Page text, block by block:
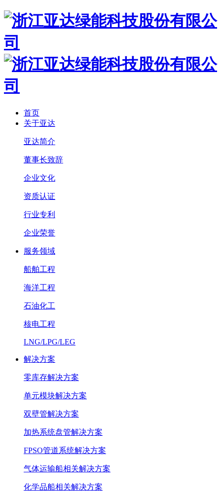
首页
关于亚达
亚达简介
董事长致辞
企业文化
资质认证
行业专利
企业荣誉
服务领域
船舶工程
海洋工程
石油化工
核电工程
LNG/LPG/LEG
解决方案
零库存解决方案
单元模块解决方案
双壁管解决方案
加热系统盘管解决方案
FPSO管道系统解决方案
气体运输船相关解决方案
化学品船相关解决方案